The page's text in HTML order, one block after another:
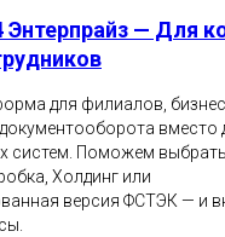
Энтерпрайз — Для
для филиалов,
вместо
систем. Поможем
Холдинг или
версия ФСТЭК — и